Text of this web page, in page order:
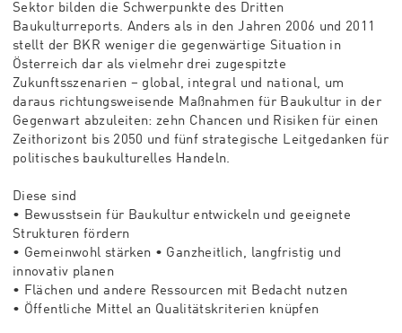
Sektor bilden die Schwerpunkte des Dritten
Baukulturreports. Anders als in den Jahren 2006 und 2011
stellt der BKR weniger die gegenwärtige Situation in
Österreich dar als vielmehr drei zugespitzte
Zukunftsszenarien – global, integral und national, um
daraus richtungsweisende Maßnahmen für Baukultur in der
Gegenwart abzuleiten: zehn Chancen und Risiken für einen
Zeithorizont bis 2050 und fünf strategische Leitgedanken für
politisches baukulturelles Handeln.
Diese sind
• Bewusstsein für Baukultur entwickeln und geeignete
Strukturen fördern
• Gemeinwohl stärken • Ganzheitlich, langfristig und
innovativ planen
• Flächen und andere Ressourcen mit Bedacht nutzen
• Öffentliche Mittel an Qualitätskriterien knüpfen